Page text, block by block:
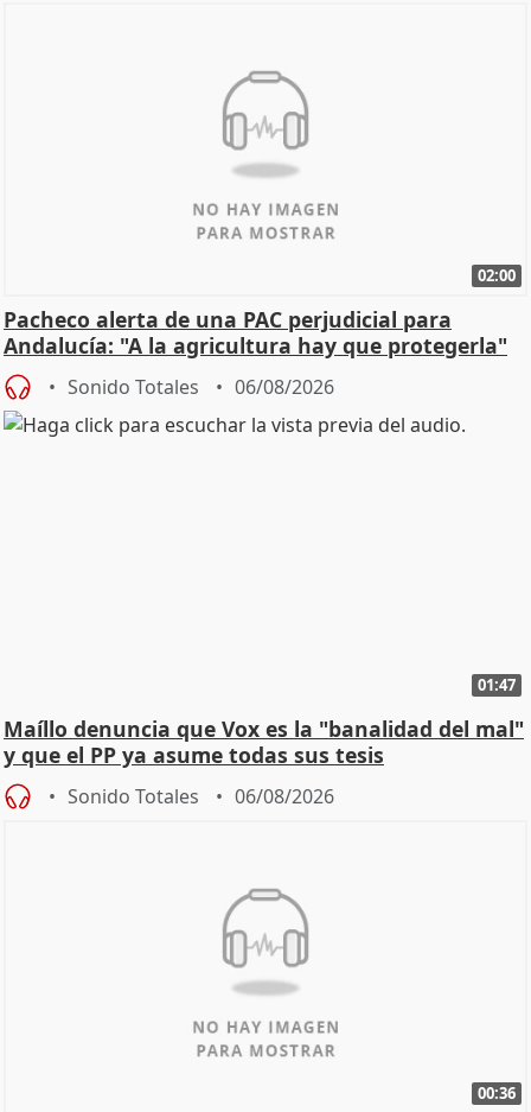
02:00
Pacheco alerta de una PAC perjudicial para
Andalucía: "A la agricultura hay que protegerla"
Sonido Totales 06/08/2026
01:47
Maíllo denuncia que Vox es la "banalidad del mal"
y que el PP ya asume todas sus tesis
Sonido Totales 06/08/2026
00:36